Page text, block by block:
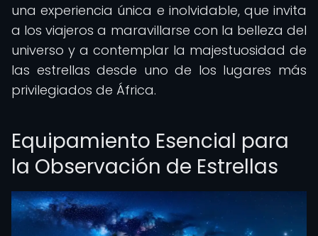
una experiencia única e inolvidable, que invita
a los viajeros a maravillarse con la belleza del
universo y a contemplar la majestuosidad de
las estrellas desde uno de los lugares más
privilegiados de África.
Equipamiento Esencial para
la Observación de Estrellas